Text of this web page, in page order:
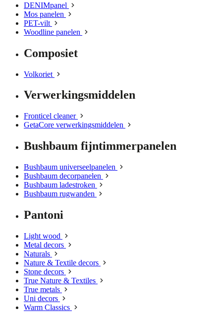
DENIMpanel
Mos panelen
PET-vilt
Woodline panelen
Composiet
Volkoriet
Verwerkingsmiddelen
Fronticel cleaner
GetaCore verwerkingsmiddelen
Bushbaum fijntimmerpanelen
Bushbaum universeelpanelen
Bushbaum decorpanelen
Bushbaum ladestroken
Bushbaum rugwanden
Pantoni
Light wood
Metal decors
Naturals
Nature & Textile decors
Stone decors
True Nature & Textiles
True metals
Uni decors
Warm Classics